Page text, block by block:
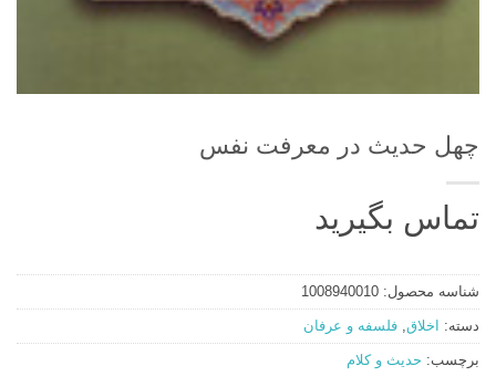
چهل حدیث در معرفت نفس
تماس بگیرید
شناسه محصول: 1008940010
دسته: اخلاق, فلسفه و عرفان
برچسب: حدیث و کلام